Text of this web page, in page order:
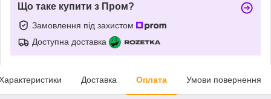
Що таке купити з Пром?
Замовлення під захистом
Доступна доставка
Доставка Оплата Умови повернення